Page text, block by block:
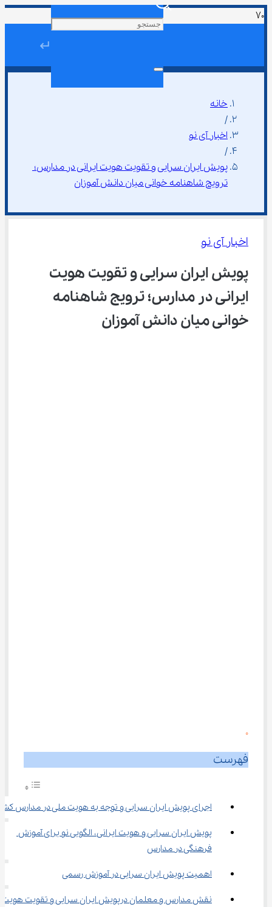
↵
خانه
/
اخبار آی نو
/
پویش ایران سرایی و تقویت هویت ایرانی در مدارس؛
ترویج شاهنامه‌ خوانی میان دانش ‌آموزان
اخبار آی نو
پویش ایران سرایی و تقویت هویت
خوانی میان دانش ‌آموزان
0
فهرست
اجرای پویش ایران سرایی و توجه به هویت ملی در مدارس
پویش ایران ‌سرایی و هویت ایرانی، الگویی نو برای آموزش
فرهنگی در مدارس
اهمیت پویش ایران سرایی در آموزش رسمی
نقش مدارس و معلمان درپویش ایران سرایی و تقویت هویت